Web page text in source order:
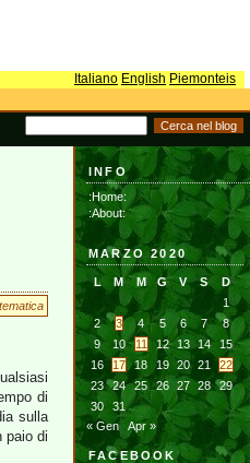
Italiano English Piemonteis
di
sulla
paio di
INFO
:Home:
:About:
MARZO 2020
L M M G V S
D
1
2
3 4 5 6 7
8
9
10 11 12 13 14
15
16
17 18 19 20 21
22
23
24 25 26 27 28
29
30
31
« Gen
Apr »
FACEBOOK